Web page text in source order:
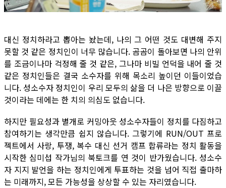
대신 정치하라고 뽑아는 놨는데, 나의 그 어떤 것도 대변해 주지
못할 것 같은 정치인이 너무 많습니다. 곰곰이 돌아보면 나의 안위
를 조금이나마 걱정해 줄 것 같은, 그나마 비빌 언덕을 내어 줄 것
같은 정치인들은 결국 소수자를 위해 목소리 높이던 이들이었습
니다. 성소수자 정치인이 우리 모두의 삶을 더 나은 방향으로 이끌
것이라는 데에는 한 치의 의심도 없습니다.
하지만 필요성과 별개로 커밍아웃 성소수자들이 정치를 다짐하고
참여하기는 생각만큼 쉽지 않습니다. 그렇기에 RUN/OUT 프로
젝트에서 사랑, 투쟁, 복수 대신 선거 캠프 합류라는 정치 활동을
시작한 심미섭 작가님의 북토크를 연 것이 반가웠습니다. 성소수
자 지지 발언을 하는 정치인에게 투표하는 것을 넘어 직접 출마하
는 미래까지, 모든 가능성을 상상할 수 있는 자리였습니다.